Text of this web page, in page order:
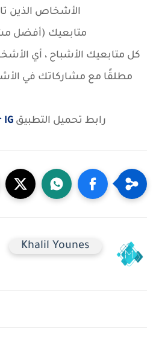
الأشخاص الذين
متابعيك (أفضل
كل متابعيك الأشباح ، أي
مطلقًا مع مشاركاتك في
رابط تحميل التطبيقIG
Khalil Younes